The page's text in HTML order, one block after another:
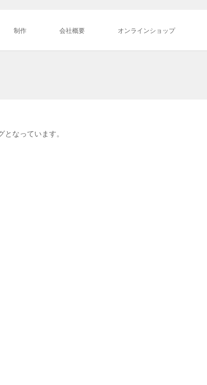
制作 会社概要 オンラインショップ
なっています。